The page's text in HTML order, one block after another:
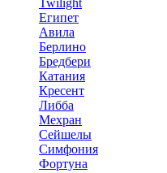
Twilight
Египет
Авила
Берлино
Бредбери
Катания
Кресент
Либба
Мехран
Сейшелы
Симфония
Фортуна